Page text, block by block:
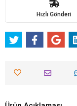
Hızlı Gönderi